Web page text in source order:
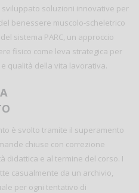
soluzioni innovative per
benessere muscolo-scheletrico
sistema PARC, un approccio
fisico come leva strategica per
qualità della vita lavorativa.
è svolto tramite il superamento
chiuse con correzione
didattica e al termine del corso. I
casualmente da un archivio,
per ogni tentativo di